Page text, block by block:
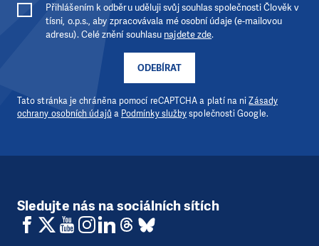
ODEBÍRAT
Přihlášením k odběru uděluji svůj souhlas společnosti Člověk v
tísni, o.p.s., aby zpracovávala mé osobní údaje (e-mailovou
adresu). Celé znění souhlasu najdete zde.
Tato stránka je chráněna pomocí reCAPTCHA a platí na niZásady
ochrany osobních údajů a Podmínky službyspolečnosti Google.
Sledujte nás na sociálních sítích